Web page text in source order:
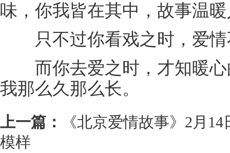
味，你我皆在其中，故事温
只不过你看戏之时，爱情
而你去爱之时，才知暖心
我那么久那么长。
上一篇：
《北京爱情故事》2月
模样